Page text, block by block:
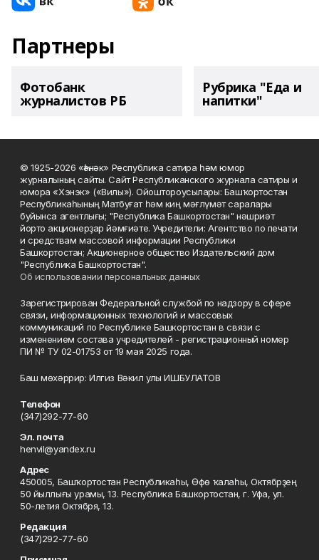
Партнеры
Фотобанк
журналистов РБ
Рубрика "Еда и
напитки"
© 1925-2026 «Һәнәк» Республика сатира һәм юмор
журналының сайты. Сайт Республиканского журнала сатиры и
юмора «Хэнэк» («Вилы»). Ойоштороусылары: Башҡортостан
Республикаһының Матбуғат һәм киң мәғлүмәт саралары
буйынса агентлығы; "Республика Башкортостан" нәшриәт
йорто акционерҙар йәмғиәте. Учредители: Агентство по печати
и средствам массовой информации Республики
Башкортостан; Акционерное общество Издательский дом
"Республика Башкортостан".
Об использовании персональных данных
Зарегистрирован Федеральной службой по надзору в сфере
связи, информационных технологий и массовых
коммуникаций по Республике Башкортостан в связи с
изменением состава учредителей - регистрационный номер
ПИ № ТУ 02-01753 от 19 мая 2025 года.
Баш мөхәррир: Илгиз Вәкил улы ИШБУЛАТОВ
Телефон
(347)292-77-60
Эл. почта
henvil@yandex.ru
Адрес
450005, Башҡортостан Республикаһы, Өфө ҡалаһы, Октябрҙең
50 йыллығы урамы, 13. Республика Башкортостан, г. Уфа, ул.
50-летия Октября, 13.
Редакция
(347)292-77-60